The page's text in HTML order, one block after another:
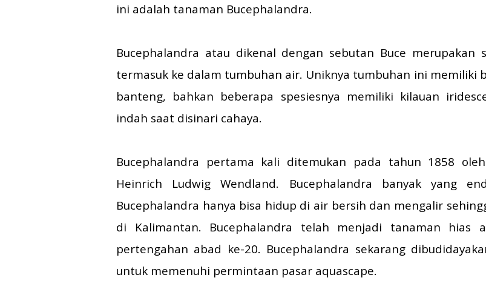
ini adalah tanaman Bucephalandra.
Bucephalandra atau dikenal dengan sebutan Buce merupakan
termasuk ke dalam tumbuhan air. Uniknya tumbuhan ini memiliki
banteng, bahkan beberapa spesiesnya memiliki kilauan
indah saat disinari cahaya.
Bucephalandra pertama kali ditemukan pada tahun 1858
Heinrich Ludwig Wendland. Bucephalandra banyak yang
Bucephalandra hanya bisa hidup di air bersih dan mengalir
di Kalimantan. Bucephalandra telah menjadi tanaman hias
pertengahan abad ke-20. Bucephalandra sekarang
untuk memenuhi permintaan pasar aquascape.